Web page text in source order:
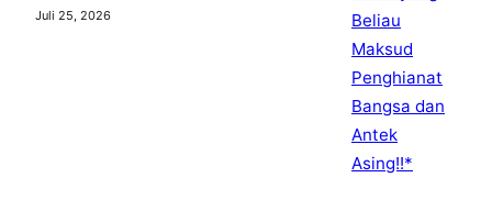
Juli 25, 2026